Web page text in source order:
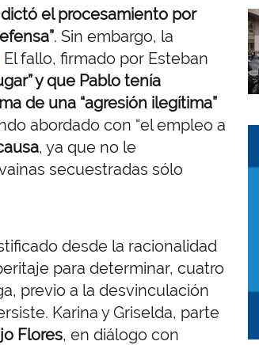
el procesamiento por
. Sin embargo, la
El fallo, firmado por Esteban
y que Pablo tenía
de una “agresión ilegítima”
abordado con “el empleo a
, ya que no le
secuestradas sólo
desde la racionalidad
para determinar, cuatro
previo a la desvinculación
Karina y Griselda, parte
Flores, en diálogo con